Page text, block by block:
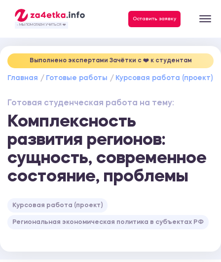
- МЫ ПОМОГАЕМ УЧИТЬСЯ ❤️
Оставить заявку
Выполнено экспертами Зачётки c ❤️ к студентам
Главная Готовые работы Курсовая работа (проект)
Готовая студенческая работа на тему:
Комплексность
развития регионов:
сущность, современное
состояние, проблемы
Курсовая работа (проект)
Региональная экономическая политика в субъектах РФ